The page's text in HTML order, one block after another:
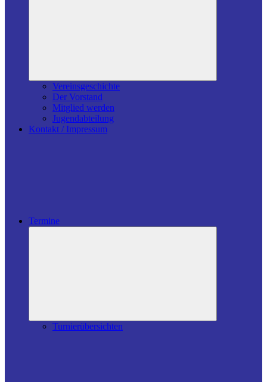
Vereinsgeschichte
Der Vorstand
Mitglied werden
Jugendabteilung
Kontakt / Impressum
Termine
Turnierübersichten